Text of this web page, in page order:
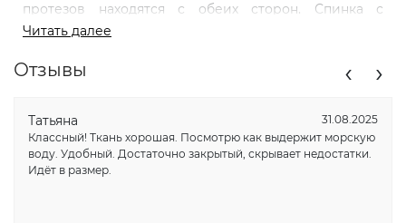
протезов находятся с обеих сторон. Спинка с
круглым вырезом на застежке. Высокая линия
вмешательства. Перед применением
проконсультируйтесь со специалистом. Купальник
женщин, которые стремятся к модному и
практичному выбору. Этот слитный купальник с
закрытым дизайном обладает утягивающим
эффектом, поддерживающим грудь и утягивающим
Читать далее
Отзывы
Татьяна
31.08.2025
Классный! Ткань хорошая. Посмотрю как выдержит морскую
воду. Удобный. Достаточно закрытый, скрывает недостатки.
Идёт в размер.
‹ ›